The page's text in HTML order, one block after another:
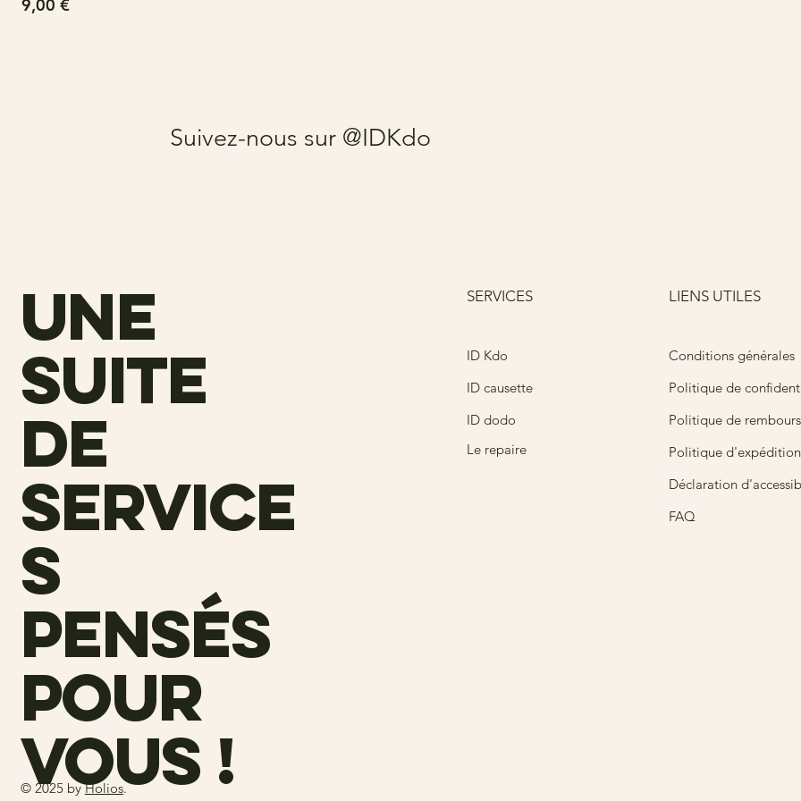
9,00 €
Suivez-nous sur @IDKdo
une
suite
de
service
s
pensés
pour
vous !
SERVICES
ID Kdo
ID causette
ID dodo
Le repaire
LIENS UTILES
Conditions générales
Politique de
Politique de
Politique d'expédition
Déclaration
FAQ
© 2025 byHolios.